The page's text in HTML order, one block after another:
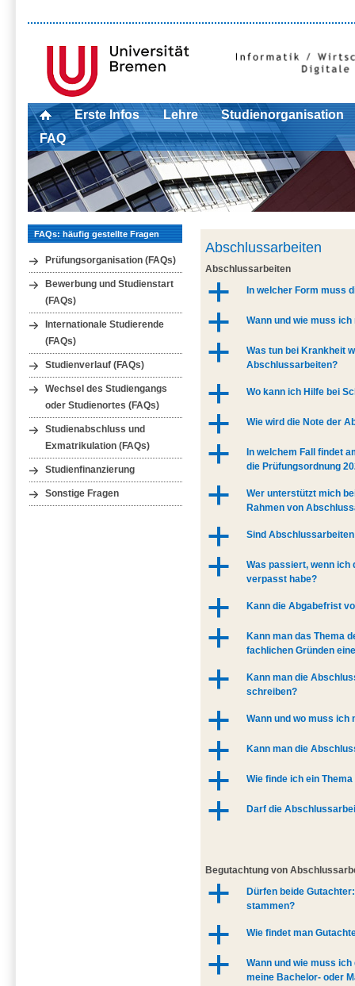
Erste Infos Lehre
Studienorganisation
FAQ
FAQs: häufig gestellte Fragen
Prüfungsorganisation (FAQs)
Bewerbung und Studienstart
(FAQs)
Internationale Studierende
(FAQs)
Studienverlauf (FAQs)
Wechsel des Studiengangs
oder Studienortes (FAQs)
Studienabschluss und
Exmatrikulation (FAQs)
Studienfinanzierung
Sonstige Fragen
Abschlussarbeiten
Abschlussarbeiten
a In welcher Form muss
a Wann und wie muss
a
Was tun bei Krankheit
Abschlussarbeiten?
a Wo kann ich Hilfe bei
a Wie wird die Note der
a
In welchem Fall findet
die Prüfungsordnung
a
Wer unterstützt mich
Rahmen von
a Sind
a
Was passiert, wenn
verpasst habe?
a Kann die Abgabefrist
a
Kann man das Thema
fachlichen Gründen
a
Kann man die
schreiben?
a Wann und wo muss
a Kann man die
a Wie finde ich ein
a Darf die
Begutachtung von
a
Dürfen beide
stammen?
a Wie findet man
a
Wann und wie muss
meine Bachelor- oder